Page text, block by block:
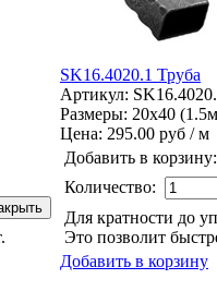
SK16.4020.1 Труба
Артикул:
Размеры: 20x40
Цена: 295.00 руб / м
Добавить в корзину:
Количество:
Для кратности до
Это позволит
Добавить в корзину